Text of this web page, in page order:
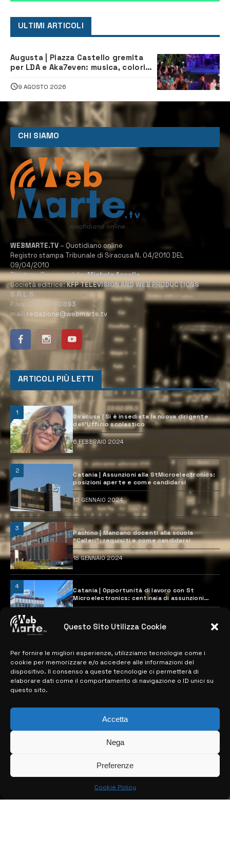
Questo Sito Utilizza Cookie
Per fornire le migliori esperienze, utilizziamo tecnologie come i
cookie per memorizzare e/o accedere alle informazioni del
dispositivo. Il consenso a queste tecnologie ci permetterà di
elaborare dati come il comportamento di navigazione o ID unici su
questo sito.
Accetta
Nega
Preferenze
Cookie Policy
ULTIMI ARTICOLI
Augusta | Piazza Castello gremita
per LDA e Aka7even: musica, colori
9 AGOSTO 2026
CHI SIAMO
WEBMARTE.TV – Quotidiano online
Registro stampa Tribunale di Siracusa N. 04/2010 DEL
09/04/2010
Direttore Responsabile:Michele Accolla
Società editrice:KFP TELEVISION AND WEB PRODUCTIONS
S.R.L.S.
P.Iva: 02184950893
mail: redazione@webmarte.tv
ARTICOLI PIÙ LETTI
1
Siracusa | Si è insediata la nuova dirigente
dell’Ufficio scolastico
6 FEBBRAIO 2024
2
Catania | Assunzioni alla StMicroelectronics:
posizioni aperte e come candidarsi
12 GENNAIO 2024
3
Pachino | Mancano docenti alla scuola
“Calleri”: requisiti e come candidarsi
18 GENNAIO 2024
4
Catania | Opportunità di lavoro con St
Microelectronics: centinaia di assunzioni
previste
MAPPA DEL SITO
> NOTIZIE